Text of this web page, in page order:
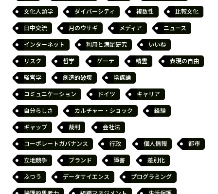
文化人類学
ダイバーシティ 複数性
比較文化
日中交流
月のウサギ メディア
ニュース
インターネット
利用と満足研究
いいね
リスク
哲学 ゲーテ 精霊
表現の自由
経営学
創造的破壊
陰謀論
コミュニケーション
ドイツ
キャリア
自分らしさ
カルチャー・ショック
経験
ギャップ
裁判
会社法
コーポレートガバナンス
行政 個人情報
都市
立地競争
ブランド 障害
差別化
ふつう
データサイエンス
プログラミング